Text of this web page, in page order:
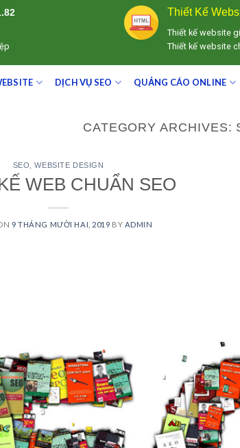
Thiết Kế
Thiết kế website
Thiết kế website
DỊCH VỤ SEO QUẢNG CÁO ONLINE
CATEGORY ARCHIVES:
SEO ,WEBSITE DESIGN
WEB CHUẨN SEO
9 THÁNG MƯỜI HAI, 2019 BY ADMIN